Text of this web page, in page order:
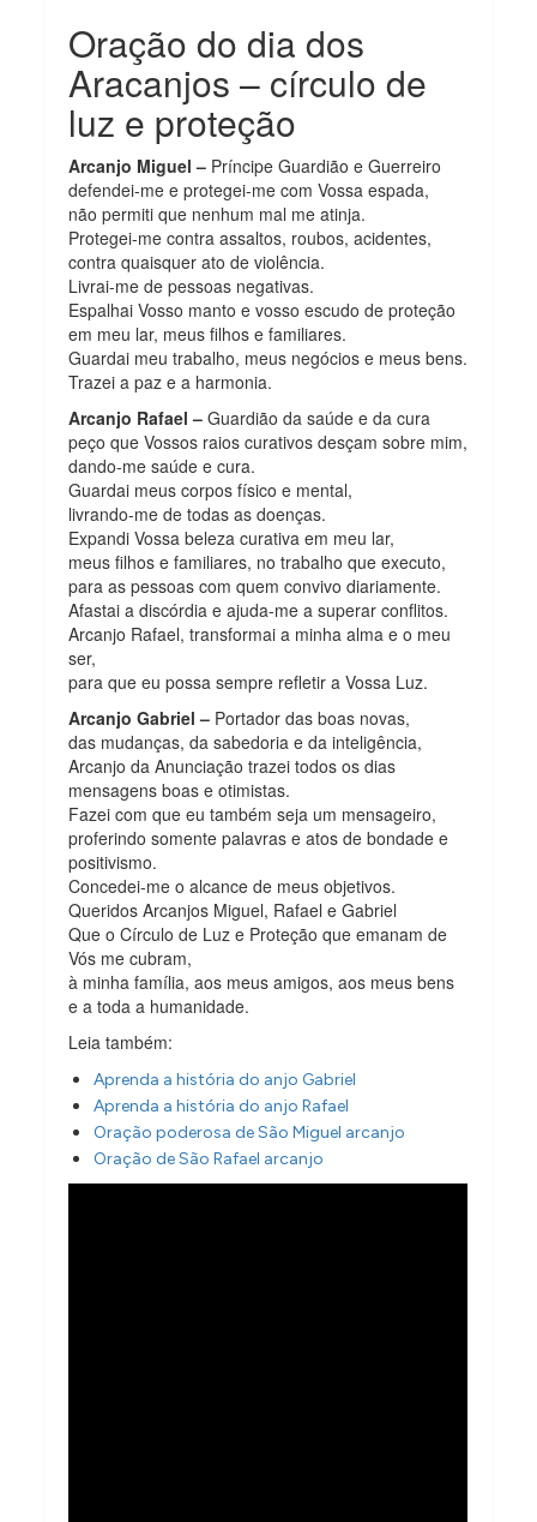
Oração do dia dos
Aracanjos – círculo de
luz e proteção
Arcanjo Miguel – Príncipe Guardião e Guerreiro
defendei-me e protegei-me com Vossa espada,
não permiti que nenhum mal me atinja.
Protegei-me contra assaltos, roubos, acidentes,
contra quaisquer ato de violência.
Livrai-me de pessoas negativas.
Espalhai Vosso manto e vosso escudo de proteção
em meu lar, meus filhos e familiares.
Guardai meu trabalho, meus negócios e meus bens.
Trazei a paz e a harmonia.
Arcanjo Rafael – Guardião da saúde e da cura
peço que Vossos raios curativos desçam sobre mim,
dando-me saúde e cura.
Guardai meus corpos físico e mental,
livrando-me de todas as doenças.
Expandi Vossa beleza curativa em meu lar,
meus filhos e familiares, no trabalho que executo,
para as pessoas com quem convivo diariamente.
Afastai a discórdia e ajuda-me a superar conflitos.
Arcanjo Rafael, transformai a minha alma e o meu
ser,
para que eu possa sempre refletir a Vossa Luz.
Arcanjo Gabriel – Portador das boas novas,
das mudanças, da sabedoria e da inteligência,
Arcanjo da Anunciação trazei todos os dias
mensagens boas e otimistas.
Fazei com que eu também seja um mensageiro,
proferindo somente palavras e atos de bondade e
positivismo.
Concedei-me o alcance de meus objetivos.
Queridos Arcanjos Miguel, Rafael e Gabriel
Que o Círculo de Luz e Proteção que emanam de
Vós me cubram,
à minha família, aos meus amigos, aos meus bens
e a toda a humanidade.
Leia também:
Aprenda a história do anjo Gabriel
Aprenda a história do anjo Rafael
Oração poderosa de São Miguel arcanjo
Oração de São Rafael arcanjo